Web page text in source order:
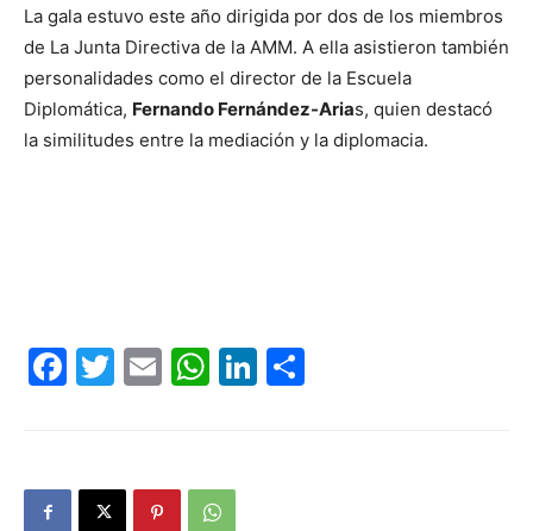
La gala estuvo este año dirigida por dos de los miembros
de La Junta Directiva de la AMM. A ella asistieron también
personalidades como el director de la Escuela
Diplomática, Fernando Fernández-Arias, quien destacó
la similitudes entre la mediación y la diplomacia.
Facebook
Twitter
EmailWhatsApp
LinkedIn